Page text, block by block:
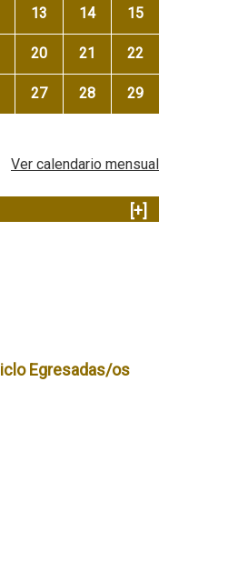
13 14 15
20 21 22
27 28 29
Ver calendario mensual
[+]
Egresadas/os